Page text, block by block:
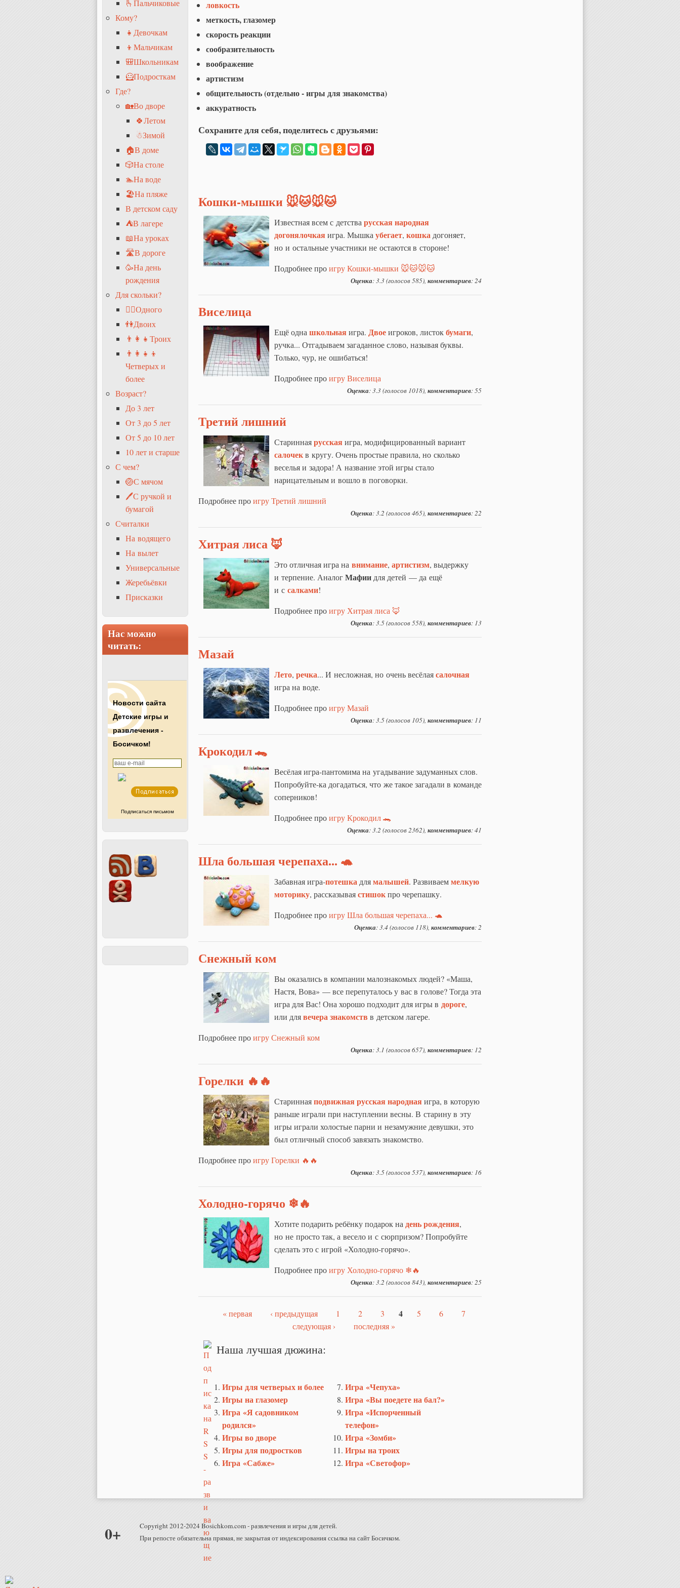
ловкость
меткость, глазомер
скорость реакции
сообразительность
воображение
артистизм
общительность (отдельно - игры для знакомства)
аккуратность
Сохраните для себя, поделитесь с друзьями:
Кошки-мышки 🐭🐱🐭🐱
Известная всем с детства русскаянародная
догонялочкаяигра. Мышка убегает, кошка догоняет,
но и остальные участники не остаются в стороне!
Подробнее проигру Кошки-мышки 🐭🐱🐭🐱
Оценка: 3.3 (голосов 585), комментариев: 24
Виселица
Ещё одна школьнаяигра. Двоеигроков, листокбумаги,
ручка... Отгадываем загаданное слово, называя буквы.
Только, чур, не ошибаться!
Подробнее проигру Виселица
Оценка: 3.3 (голосов 1018), комментариев: 55
Третий лишний
Стариннаярусскаяигра, модифицированный вариант
салочекв кругу. Очень простые правила, но сколько
веселья и задора! А название этой игры стало
нарицательным и вошло в поговорки.
Подробнее проигру Третий лишний
Оценка: 3.2 (голосов 465), комментариев: 22
Хитрая лиса 🦊
Это отличная игра на внимание, артистизм, выдержку
и терпение. АналогМафии для детей — да ещё
и с салками!
Подробнее проигру Хитрая лиса 🦊
Оценка: 3.5 (голосов 558), комментариев: 13
Мазай
Лето, речка... И несложная, но очень весёлаясалочная
игра на воде.
Подробнее проигру Мазай
Оценка: 3.5 (голосов 105), комментариев: 11
Крокодил 🐊
Весёлая игра-пантомима на угадывание задуманных слов.
Попробуйте-ка догадаться, что же такое загадали в команде
соперников!
Подробнее проигру Крокодил 🐊
Оценка: 3.2 (голосов 2362), комментариев: 41
Шла большая черепаха... 🐢
Забавная игра-потешка длямалышей. Развиваеммелкую
моторику, рассказываястишокпро черепашку.
Подробнее проигру Шла большая черепаха... 🐢
Оценка: 3.4 (голосов 118), комментариев: 2
Снежный ком
Вы оказались в компании малознакомых людей? «Маша,
Настя, Вова» — все перепуталось у вас в голове? Тогда эта
игра для Вас! Она хорошо подходит для игры в дороге,
или длявечера знакомств в детском лагере.
Подробнее проигру Снежный ком
Оценка: 3.1 (голосов 657), комментариев: 12
Горелки 🔥🔥
Стариннаяподвижнаярусскаянароднаяигра, в которую
раньше играли при наступлении весны. В старину в эту
игры играли холостые парни и незамужние девушки, это
был отличный способ завязать знакомство.
Подробнее проигру Горелки 🔥🔥
Оценка: 3.5 (голосов 537), комментариев: 16
Холодно-горячо ❄🔥
Хотите подарить ребёнку подарок на день рождения,
но не просто так, а весело и с сюрпризом? Попробуйте
сделать это с игрой «Холодно-горячо».
Подробнее проигру Холодно-горячо ❄🔥
Оценка: 3.2 (голосов 843), комментариев: 25
Страницы
« первая ‹ предыдущая 1 2 3 4 5 6
7
следующая ›
последняя »
Наша лучшая дюжина:
Игры для четверых и более
Игры на глазомер
Игра «Я садовником
родился»
Игры во дворе
Игры для подростков
Игра «Сабже»
Игра «Чепуха»
Игра «Вы поедете на бал?»
Игра «Испорченный
телефон»
Игра «Зомби»
Игры на троих
Игра «Светофор»
🫰Пальчиковые
Кому?
👧Девочкам
👦Мальчикам
🎒Школьникам
🦸Подросткам
Где?
🏡Во дворе
🍀Летом
☃Зимой
🏠В доме
🎲На столе
🏊На воде
🏖На пляже
В детском саду
⛺В лагере
📖На уроках
🛣В дороге
🥳На день
рождения
Для скольки?
🧍‍♂️Одного
👫Двоих
👨‍👩‍👧Троих
👨‍👩‍👧‍👦
Четверых и
более
Возраст?
До 3 лет
От 3 до 5 лет
От 5 до 10 лет
10 лет и старше
С чем?
🏐С мячом
🖊С ручкой и
бумагой
Считалки
На водящего
На вылет
Универсальные
Жеребьёвки
Присказки
Нас можно
читать:
Новости сайта
Детские игры и
развлечения -
Босичком!
Подписаться письмом
0+
Copyright 2012-2024 Bosichkom.com - развлечения и игры для детей.
При репосте обязательна прямая, не закрытая от индексирования ссылка на сайт Босичком.